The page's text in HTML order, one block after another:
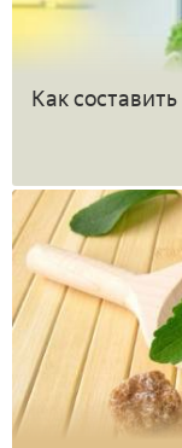
Как